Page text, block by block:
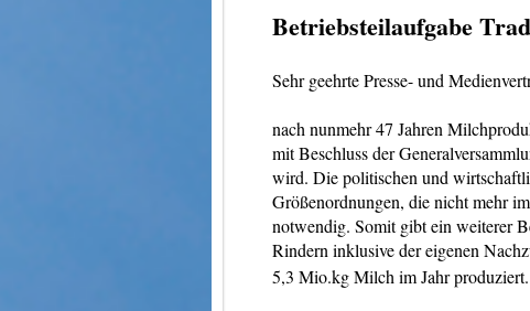
Betriebsteilaufgabe
Sehr geehrte Presse- und
nach nunmehr 47 Jahren
mit Beschluss der
wird. Die politischen und
Größenordnungen, die nicht mehr
notwendig. Somit gibt ein weiterer
Rindern inklusive der eigenen
5,3 Mio.kg Milch im Jahr produziert.